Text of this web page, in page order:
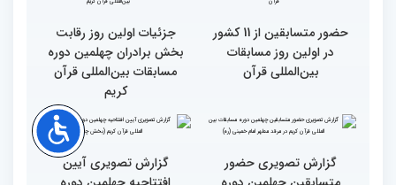
گزارش تصویری اولین روز
چهلمین دوره مسابقات بین
المللی قرآن کریم (بخش
گزارش تصویری اولین روز
چهلمین دوره مسابقات بین
المللی قرآن کریم(بخش
اول)
حضور متسابقین از 11 کشور
جزئیات اولین روز رقابت